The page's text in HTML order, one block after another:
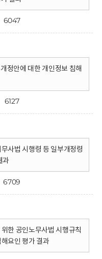
6047
정안에 대한 개인정보 침해
6127
사법 시행령 등 일부개정령
과
6709
한 공인노무사법 시행규칙
요인 평가 결과